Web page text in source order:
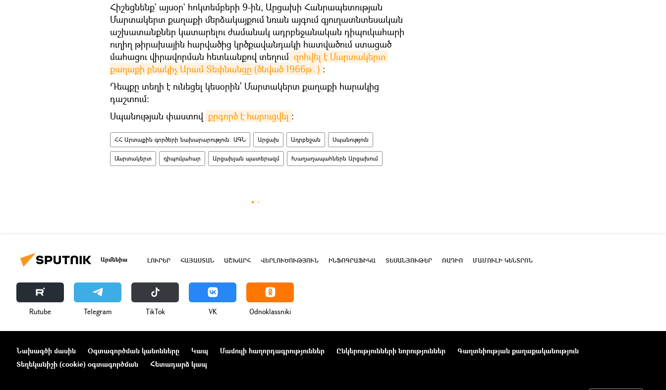
Հիշեցնենք` այսօր` հոկտեմբերի 9-ին, Արցախի Հանրապետության
Մարտակերտ քաղաքի մերձակայքում նռան այգում գյուղատնտեսական
աշխատանքներ կատարելու ժամանակ ադրբեջանական դիպուկահարի
ուղիղ թիրախային հարվածից կրծքավանդակի հատվածում ստացած
մահացու վիրավորման հետևանքով տեղում զոհվել է Մարտակերտ
քաղաքի բնակիչ Արամ Տեփնանցը (ծնված 1966թ․) ։
Դեպքը տեղի է ունեցել կեսօրին՝ Մարտակերտ քաղաքի հարակից
դաշտում:
Սպանության փաստով քրգործ է հարուցվել ։
ՀՀ Արտաքին գործերի նախարարություն. ԱԳՆ Արցախ Ադրբեջան Սպանություն
Մարտակերտ դիպուկահար Արցախյան պատերազմ Խաղաղապահներն Արցախում
Արմենիա ԼՈՒՐԵՐ ՀԱՅԱՍՏԱՆ ԱՇԽԱՐՀ ՎԵՐԼՈՒԾՈՒԹՅՈՒՆ ԻՆՖՈԳՐԱՖԻԿԱ ՏԵՍԱՆՅՈՒԹԵՐ ՌԱԴԻՈ ՄԱՄՈՒԼԻ ԿԵՆՏՐՈՆ
Rutube Telegram ТikТоk VK Odnoklassniki
Նախագծի մասին Օգտագործման կանոնները Կապ Մամուլի հաղորդագրություններ Ընկերությունների նորություններ
Գաղտնիության քաղաքականություն
Տեղեկանիշի (cookie) օգտագործման
Հետադարձ կապ